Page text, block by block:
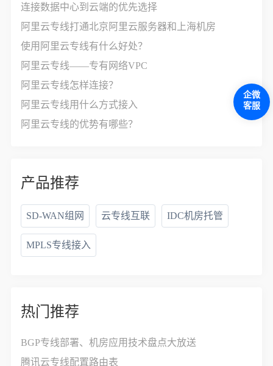
连接数据中心到云端的优先选择
阿里云专线打通北京阿里云服务器和上海机房
使用阿里云专线有什么好处？
阿里云专线——专有网络VPC
阿里云专线怎样连接？
阿里云专线用什么方式接入
阿里云专线的优势有哪些？
产品推荐
SD-WAN组网 云专线互联 IDC机房托管
MPLS专线接入
热门推荐
BGP专线部署、机房应用技术盘点大放送
腾讯云专线配置路由表
企微
客服